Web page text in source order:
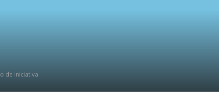
de iniciativa